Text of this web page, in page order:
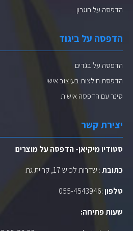
הדפסה על חוגרון
הדפסה על ביגוד
הדפסה על בגדים
הדפסת חולצות בעיצוב אישי
סינר עם הדפסה אישית
יצירת קשר
סטודיו מיקיאן- הדפסה על מוצרים
כתובת: שדרות לכיש 17, קריית גת
טלפון:
055-4543946
שעות פתיחה: